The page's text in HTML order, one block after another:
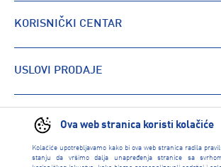
Ova web stranica koristi kolačiće
Kolačiće upotrebljavamo kako bi ova web stranica radila
stanju da vršimo dalja unapređenja stranice sa
KORISNIČKI CENTAR
USLOVI PRODAJE
PRONAĐI RADNJU